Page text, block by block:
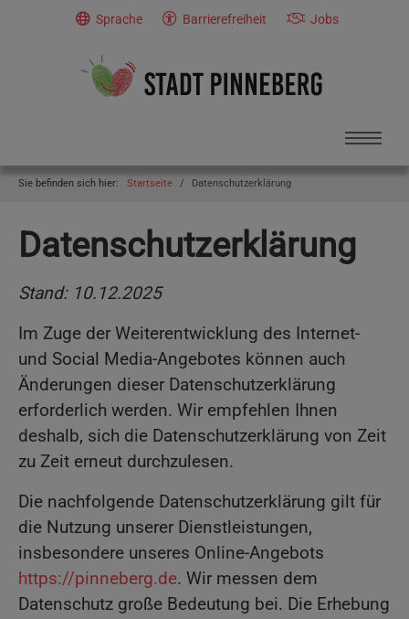
Skip to main navigation
Skip to main content
Skip to page footer
Sprache Barrierefreiheit Jobs
You are here:
Sie befinden sich hier: Startseite Datenschutzerklärung
Datenschutzerklärung
Stand: 10.12.2025
Im Zuge der Weiterentwicklung des Internet-
und Social Media-Angebotes können auch
Änderungen dieser Datenschutzerklärung
erforderlich werden. Wir empfehlen Ihnen
deshalb, sich die Datenschutzerklärung von Zeit
zu Zeit erneut durchzulesen.
Die nachfolgende Datenschutzerklärung gilt für
die Nutzung unserer Dienstleistungen,
insbesondere unseres Online-Angebots
https://pinneberg.de. Wir messen dem
Datenschutz große Bedeutung bei. Die Erhebung